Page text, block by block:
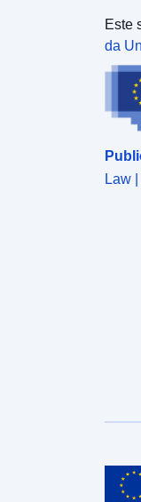
Este
da
Law